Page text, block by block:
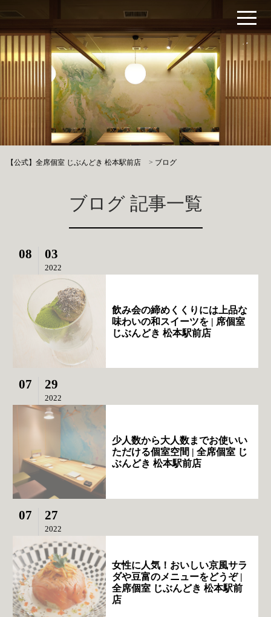
【公式】全席個室 じぶんどき 松本駅前店 > ブログ
ブログ 記事一覧
08 03
2022
飲み会の締めくくりには上品な
味わいの和スイーツを | 席個室
じぶんどき 松本駅前店
07 29
2022
少人数から大人数までお使いい
ただける個室空間 | 全席個室 じ
ぶんどき 松本駅前店
07 27
2022
女性に人気！おいしい京風サラ
ダや豆富のメニューをどうぞ |
全席個室 じぶんどき 松本駅前
店